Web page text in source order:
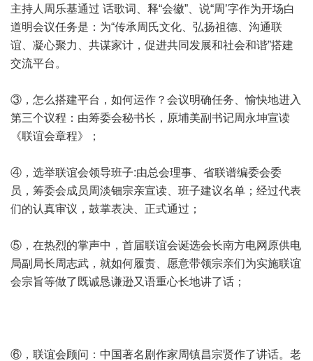
主持人周乐基通过 话歌词、释“会徽”、说“周’字作为开场白
道明会议任务是：为“传承周氏文化、弘扬祖德、沟通联
谊、凝心聚力、共谋家计，促进共同发展和社会和谐”搭建
交流平台。
③，怎么搭建平台，如何运作？会议明确任务、愉快地进入
第三个议程：由筹委会秘书长，原埔美副书记周永坤宣读
《联谊会章程》；
④，选举联谊会领导班子:由总会理事、省联谱编委会委
员，筹委会成员周淡钿宗亲宣读、班子建议名单；经过代表
们的认真审议，鼓掌表决、正式通过；
⑤，在热烈的掌声中，首届联谊会诞选会长南方电网原供电
局副局长周志武，就如何履责、愿意带领宗亲们为实施联谊
会宗旨等做了既诚恳谦逊又语重心长地讲了话；
⑥，联谊会顾问：中国著名剧作家周镇昌宗贤作了讲话。老